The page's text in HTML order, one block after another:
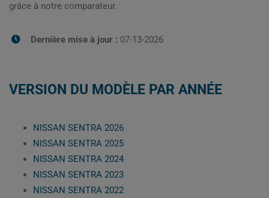
grâce à notre comparateur.
Dernière mise à jour : 07-13-2026
VERSION DU MODÈLE PAR ANNÉE
NISSAN SENTRA 2026
NISSAN SENTRA 2025
NISSAN SENTRA 2024
NISSAN SENTRA 2023
NISSAN SENTRA 2022